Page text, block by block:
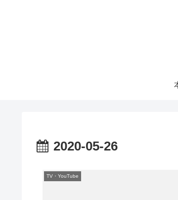
2020-05-26
TV・YouTube